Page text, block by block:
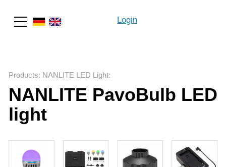
Login
Products: NANLITE LED Light:
NANLITE PavoBulb LED
light